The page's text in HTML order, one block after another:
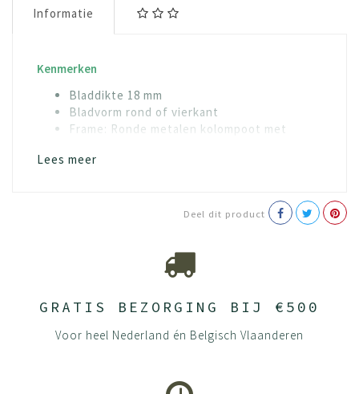
Informatie
Kenmerken
Bladdikte 18 mm
Bladvorm rond of vierkant
Frame: Ronde metalen kolompoot met
metalen kolompoot met vierkante voetplaat
gecertificeerd PEFCTM- of FSC® – hout
Hoogwaardige LaserTec randafwerking van
ISO 9001 – kwaliteit
ISO 14001 – milieu
ISO 26000 – MVO -richtlijnen
Lees meer
Deel dit product
GRATIS BEZORGING BIJ €500
Voor heel Nederland én Belgisch Vlaanderen